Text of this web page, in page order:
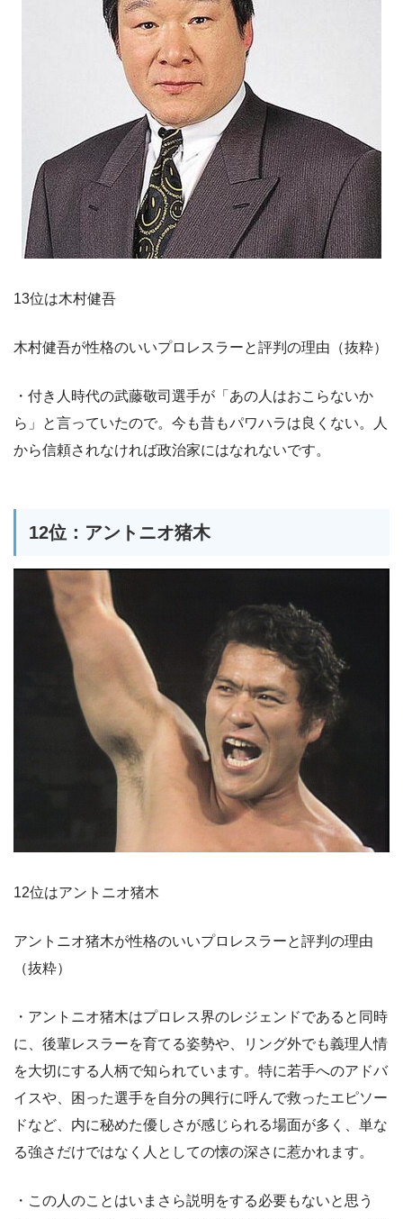
13位は木村健吾
木村健吾が性格のいいプロレスラーと評判の理由（抜粋）
・付き人時代の武藤敬司選手が「あの人はおこらないか
ら」と言っていたので。今も昔もパワハラは良くない。人
から信頼されなければ政治家にはなれないです。
12位：アントニオ猪木
12位はアントニオ猪木
アントニオ猪木が性格のいいプロレスラーと評判の理由
（抜粋）
・アントニオ猪木はプロレス界のレジェンドであると同時
に、後輩レスラーを育てる姿勢や、リング外でも義理人情
を大切にする人柄で知られています。特に若手へのアドバ
イスや、困った選手を自分の興行に呼んで救ったエピソー
ドなど、内に秘めた優しさが感じられる場面が多く、単な
る強さだけではなく人としての懐の深さに惹かれます。
・この人のことはいまさら説明をする必要もないと思う